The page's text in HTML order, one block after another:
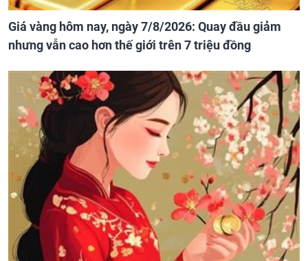
Giá vàng hôm nay, ngày 7/8/2026: Quay đầu giảm
nhưng vẫn cao hơn thế giới trên 7 triệu đồng